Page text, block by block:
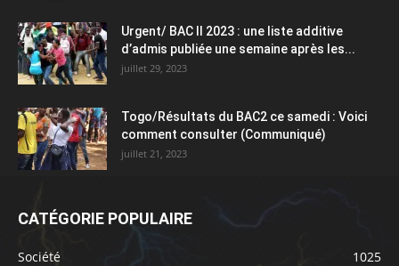
Urgent/ BAC II 2023 : une liste additive
d’admis publiée une semaine après les...
juillet 29, 2023
Togo/Résultats du BAC2 ce samedi : Voici
comment consulter (Communiqué)
juillet 21, 2023
CATÉGORIE POPULAIRE
Société
1025